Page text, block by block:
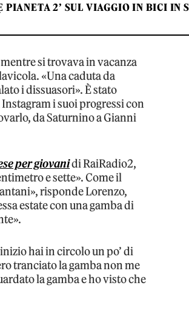
PIANETA 2’ SUL VIAGGIO IN BICI IN
mentre si trovava in vacanza
«Una caduta da
i dissuasori». È stato
i suoi progressi con
da Saturnino a Gianni
per giovanidi RaiRadio2,
e sette». Come il
risponde Lorenzo,
estate con una gamba di
hai in circolo un po’ di
tranciato la gamba non me
la gamba e ho visto che